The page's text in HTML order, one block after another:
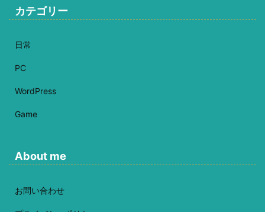
カテゴリー
日常
PC
WordPress
Game
About me
お問い合わせ